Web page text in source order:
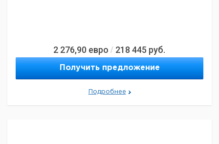
2 276,90 евро / 218 445 руб.
Получить предложение
Подробнее